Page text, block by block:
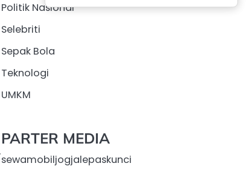
Politik Nasional
Selebriti
Sepak Bola
Teknologi
UMKM
PARTER MEDIA
sewamobiljogjalepaskunci